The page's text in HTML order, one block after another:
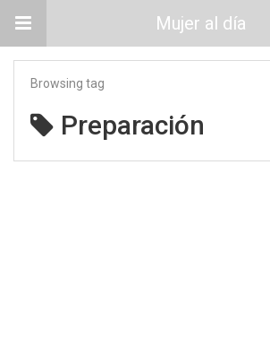
Mujer al día
Browsing tag
Preparación